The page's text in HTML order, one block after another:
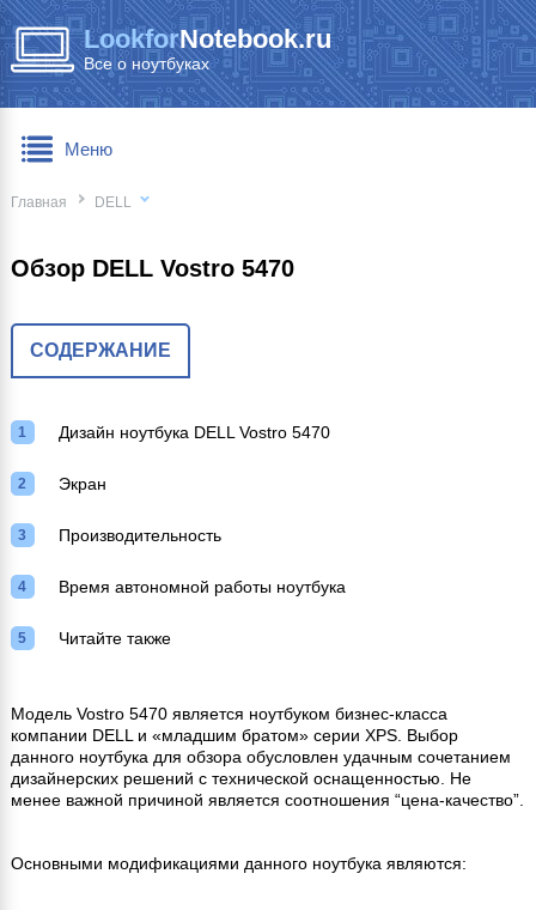
LookforNotebook.ru
Все о ноутбуках
Главная DELL
Обзор DELL Vostro 5470
СОДЕРЖАНИЕ
Дизайн ноутбука DELL Vostro 5470
Экран
Производительность
Время автономной работы ноутбука
Читайте также
Модель Vostro 5470 является ноутбуком бизнес-класса
компании DELL и «младшим братом» серии XPS. Выбор
данного ноутбука для обзора обусловлен удачным сочетанием
дизайнерских решений с технической оснащенностью. Не
менее важной причиной является соотношения “цена-качество”.
Основными модификациями данного ноутбука являются:
Меню